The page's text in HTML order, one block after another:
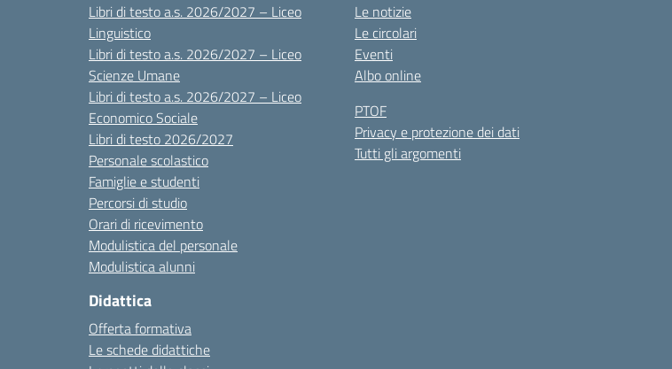
Libri di testo a.s. 2026/2027 – Liceo
Linguistico
Libri di testo a.s. 2026/2027 – Liceo
Scienze Umane
Libri di testo a.s. 2026/2027 – Liceo
Economico Sociale
Libri di testo 2026/2027
Personale scolastico
Famiglie e studenti
Percorsi di studio
Orari di ricevimento
Modulistica del personale
Modulistica alunni
Didattica
Offerta formativa
Le schede didattiche
Le notizie
Le circolari
Eventi
Albo online
PTOF
Privacy e protezione dei dati
Tutti gli argomenti